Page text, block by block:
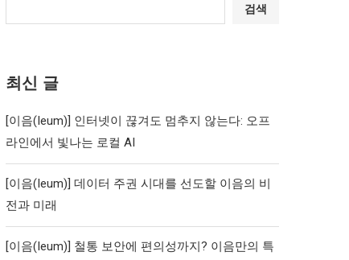
검색
최신 글
[이음(Ieum)] 인터넷이 끊겨도 멈추지 않는다: 오프
라인에서 빛나는 로컬 AI
[이음(Ieum)] 데이터 주권 시대를 선도할 이음의 비
전과 미래
[이음(Ieum)] 철통 보안에 편의성까지? 이음만의 특